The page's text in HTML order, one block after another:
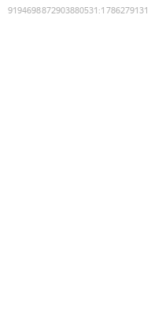
9194698872903880531 :1786279131